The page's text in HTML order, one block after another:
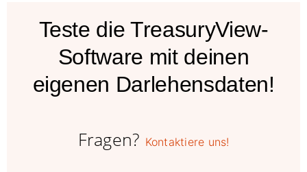
Teste die TreasuryView-
Software mit deinen
eigenen Darlehensdaten!
Fragen? Kontaktiere uns!